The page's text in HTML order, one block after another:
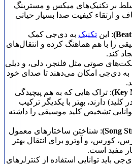
بر تکنیک‌های میکس و مسترینگ
و ارتقاء کیفیت صدا بسیار حیاتی
: این تکنیک به دی‌جی کمک
را با هم هماهنگ کرده و انتقال‌های
کند.
صوتی مثل فلنجر، دلی، و دیلی
به دی‌جی امکان می‌دهند تا صدای خود
: تراک هایی که به هم پیچیدگی
کلید) دارند، بهتر با یکدیگر ترکیب
تشخیص کلید موسیقی را داشته
: شناختن ساختارهای معمول
کورس، و آوترو برای انتقال بهتر
مفید است.
باید توانایی استفاده از کنترلرهای